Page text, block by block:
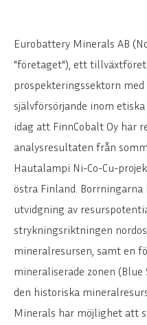
Eurobattery Minerals AB
"företaget"), ett
prospekteringssektorn
självförsörjande inom
idag att FinnCobalt Oy har
analysresultaten från
Hautalampi Ni-Co-Cu-
östra Finland.
utvidgning av
strykningsriktningen
mineralresursen, samt en
mineraliserade zonen
den historiska
Minerals har möjlighet att